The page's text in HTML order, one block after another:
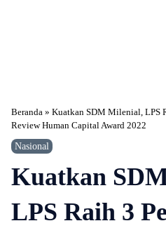
Beranda » Kuatkan SDM Milenial, LPS
Review Human Capital Award 2022
Nasional
Kuatkan
LPS Raih 3